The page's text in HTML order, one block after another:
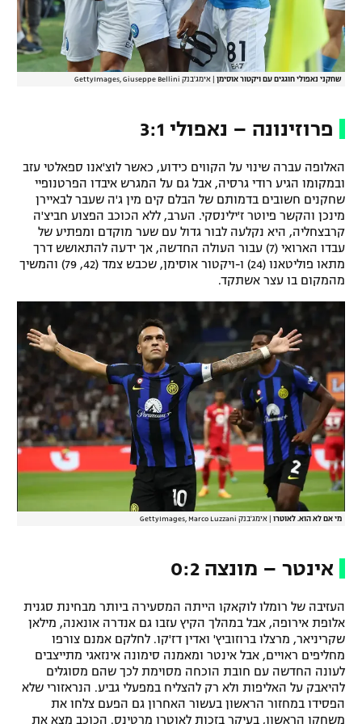
רשיון להקרנה פומבית לבית עסק
הצטרפות לחבילת הערוצים
תגיות
המגזין
שחקני נאפולי חוגגים עם ויקטור אוסימן אימג'בנק GettyImages, Giuseppe Bellini
פרוזינונה – נאפולי 3:1
האלופה עברה שינוי על הקווים כידוע, כאשר לוצ'אנו ספאלטי עזב
ובמקומו הגיע רודי גרסיה, אבל גם על המגרש איבדו הפרטנופיי
שחקנים חשובים בדמותם של הבלם קים מין ג'ה שעבר לבאיירן
מינכן והקשר פיוטר ז'ילינסקי. הערב, ללא הכוכב הפצוע חביצ'ה
קרבצחליה, היא נקלעה לבור גדול עם שער מוקדם ומפתיע של
עבדו הארואי (7) עבור העולה החדשה, אך ידעה להתאושש דרך
מתאו פוליטאנו (24) ו-ויקטור אוסימן, שכבש צמד (42, 79) והמשיך
מהמקום בו עצר אשתקד.
מי אם לא הוא. לאוטרו אימג'בנק GettyImages, Marco Luzzani
אינטר – מונצה 0:2
העזיבה של רומלו לוקאקו הייתה המסעירה ביותר מבחינת סגנית
אלופת אירופה, אבל במהלך הקיץ עזבו גם אנדרה אונאנה, מילאן
שקריניאר, מרצלו ברוזוביץ' ואדין דז'קו. לחלקם אמנם צורפו
מחליפים ראויים, אבל אינטר ומאמנה סימונה אינזאגי מתייצבים
לעונה החדשה עם חובת הוכחה מסוימת לכך שהם מסוגלים
להיאבק על האליפות ולא רק להצליח במפעלי גביע. הנראזורי שלא
הפסידו במחזור הראשון בעשור האחרון גם הפעם צלחו את
משחקו הראשון, בעיקר בזכות לאוטרו מרטינס. הכוכב מצא את